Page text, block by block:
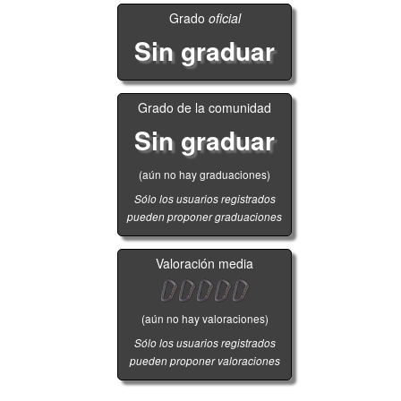
Grado oficial
Sin graduar
Grado de la comunidad
Sin graduar
(aún no hay graduaciones)
Sólo los usuarios registrados
pueden proponer graduaciones
Valoración media
(aún no hay valoraciones)
Sólo los usuarios registrados
pueden proponer valoraciones